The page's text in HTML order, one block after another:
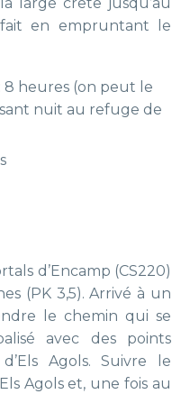
en empruntant le
8 heures (on peut le
nuit au refuge de
d’Encamp (CS220)
(PK 3,5). Arrivé à un
le chemin qui se
avec des points
Agols. Suivre le
Agols et, une fois au